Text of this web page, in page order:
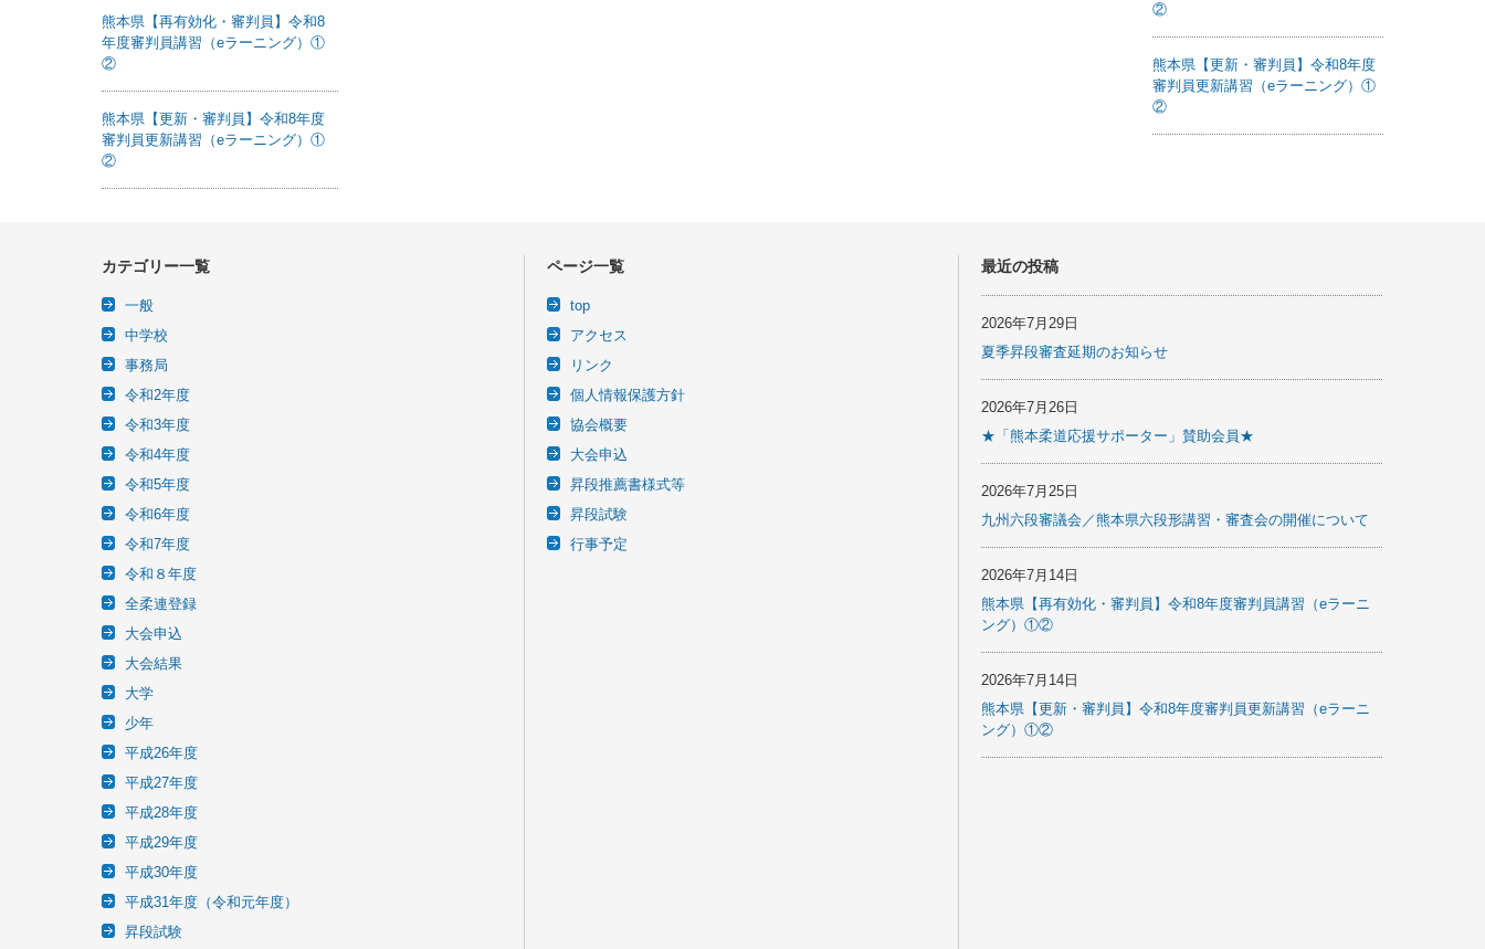
熊本県【再有効化・審判員】令和8
年度審判員講習（eラーニング）①
②
熊本県【更新・審判員】令和8年度
審判員更新講習（eラーニング）①
②
②
熊本県【更新・審判員】令和8年度
審判員更新講習（eラーニング）①
②
カテゴリー一覧
一般
中学校
事務局
令和2年度
令和3年度
令和4年度
令和5年度
令和6年度
令和7年度
令和８年度
全柔連登録
大会申込
大会結果
大学
少年
平成26年度
平成27年度
平成28年度
平成29年度
平成30年度
平成31年度（令和元年度）
昇段試験
ページ一覧
top
アクセス
リンク
個人情報保護方針
協会概要
大会申込
昇段推薦書様式等
昇段試験
行事予定
最近の投稿
2026年7月29日
夏季昇段審査延期のお知らせ
2026年7月26日
★「熊本柔道応援サポーター」賛助会員★
2026年7月25日
九州六段審議会／熊本県六段形講習・審査会の開催について
2026年7月14日
熊本県【再有効化・審判員】令和8年度審判員講習（eラーニ
ング）①②
2026年7月14日
熊本県【更新・審判員】令和8年度審判員更新講習（eラーニ
ング）①②